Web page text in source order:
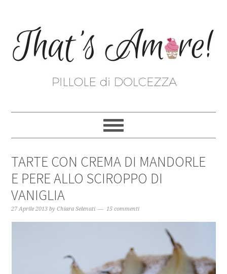
TARTE CON CREMA DI MANDORLE
E PERE ALLO SCIROPPO DI
VANIGLIA
27 Aprile 2013 byChiara Selenati 15 commenti